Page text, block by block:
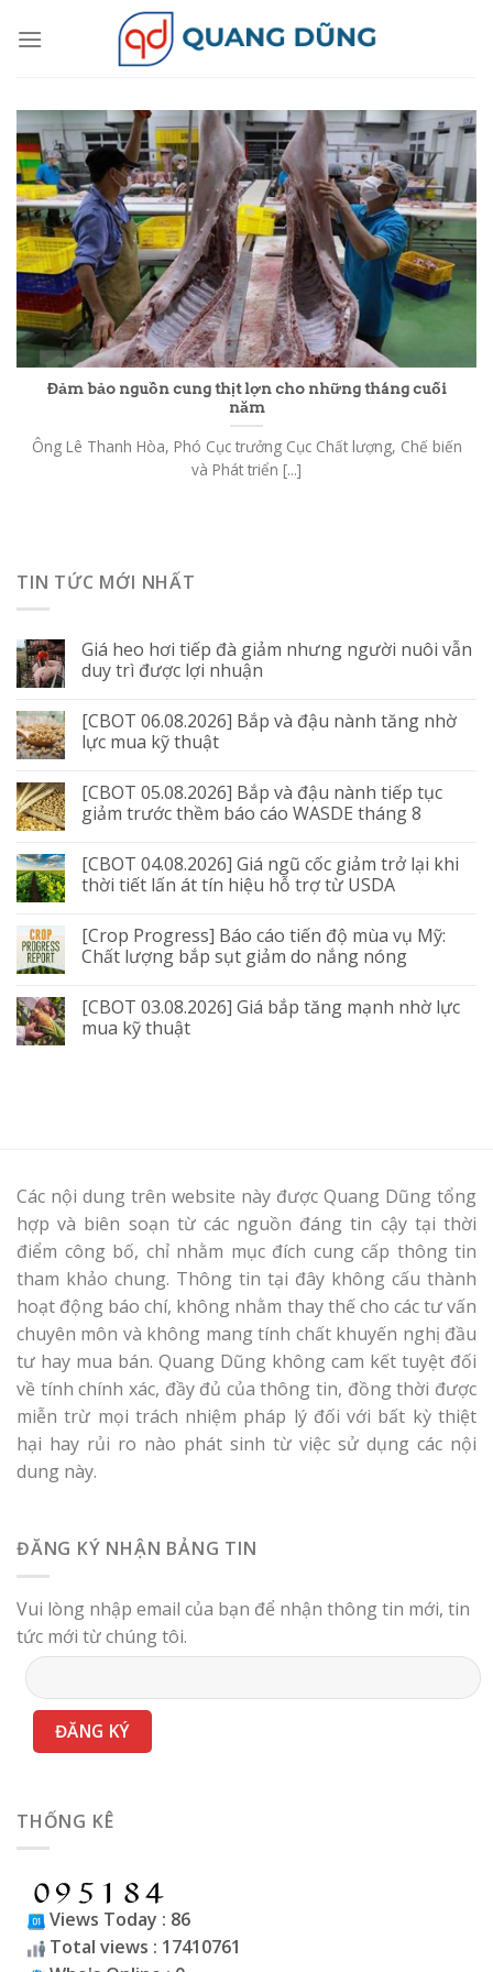
Đảm bảo nguồn cung thịt lợn cho những tháng cuối
năm
Ông Lê Thanh Hòa, Phó Cục trưởng Cục Chất lượng, Chế biến
và Phát triển [...]
TIN TỨC MỚI NHẤT
Giá heo hơi tiếp đà giảm nhưng người nuôi vẫn
duy trì được lợi nhuận
[CBOT 06.08.2026] Bắp và đậu nành tăng nhờ
lực mua kỹ thuật
[CBOT 05.08.2026] Bắp và đậu nành tiếp tục
giảm trước thềm báo cáo WASDE tháng 8
[CBOT 04.08.2026] Giá ngũ cốc giảm trở lại khi
thời tiết lấn át tín hiệu hỗ trợ từ USDA
[Crop Progress] Báo cáo tiến độ mùa vụ Mỹ:
Chất lượng bắp sụt giảm do nắng nóng
[CBOT 03.08.2026] Giá bắp tăng mạnh nhờ lực
mua kỹ thuật
Các nội dung trên website này được Quang Dũng tổng
hợp và biên soạn từ các nguồn đáng tin cậy tại thời
điểm công bố, chỉ nhằm mục đích cung cấp thông tin
tham khảo chung. Thông tin tại đây không cấu thành
hoạt động báo chí, không nhằm thay thế cho các tư vấn
chuyên môn và không mang tính chất khuyến nghị đầu
tư hay mua bán. Quang Dũng không cam kết tuyệt đối
về tính chính xác, đầy đủ của thông tin, đồng thời được
miễn trừ mọi trách nhiệm pháp lý đối với bất kỳ thiệt
hại hay rủi ro nào phát sinh từ việc sử dụng các nội
dung này.
ĐĂNG KÝ NHẬN BẢNG TIN
Vui lòng nhập email của bạn để nhận thông tin mới, tin
tức mới từ chúng tôi.
THỐNG KÊ
Views Today : 86
Total views : 17410761